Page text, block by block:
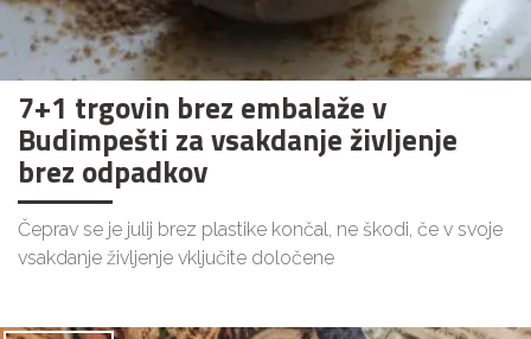
7+1 trgovin brez embalaže v
Budimpešti za vsakdanje življenje
brez odpadkov
Čeprav se je julij brez plastike končal, ne škodi, če v svoje
vsakdanje življenje vključite določene